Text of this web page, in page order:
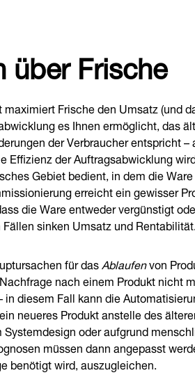
über Frische
Frische den Umsatz (und
es Ihnen ermöglicht, das
der Verbraucher entspricht
Effizienz der Auftragsabwicklung
Gebiet bedient, in dem die
erreicht ein gewisser
die Ware entweder vergünstigt
sinken Umsatz und Rentabilität.
für dasAblaufenvon
nach einem Produkt nicht
in diesem Fall kann die
neueres Produkt anstelle des
oder aufgrund
müssen dann angepasst
benötigt wird, auszugleichen.